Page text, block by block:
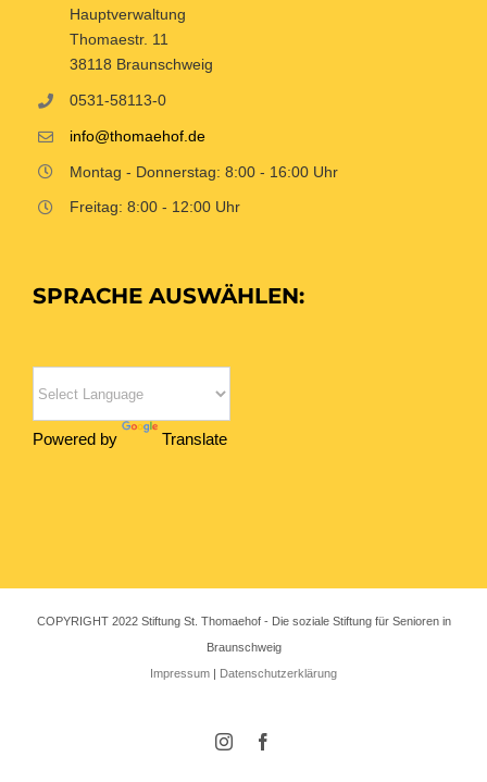
Hauptverwaltung
Thomaestr. 11
38118 Braunschweig
0531-58113-0
info@thomaehof.de
Montag - Donnerstag: 8:00 - 16:00 Uhr
Freitag: 8:00 - 12:00 Uhr
SPRACHE AUSWÄHLEN:
Powered by Translate
COPYRIGHT 2022 Stiftung St. Thomaehof - Die soziale Stiftung für Senioren in
Braunschweig
Impressum
Datenschutzerklärung
Instagram